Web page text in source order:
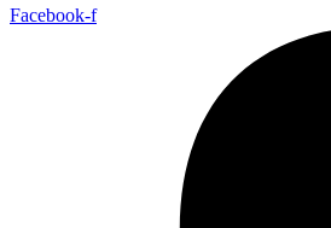
Facebook-f